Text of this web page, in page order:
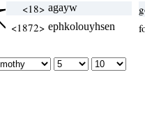
<18> agayw
<1872> ephkolouyhsen